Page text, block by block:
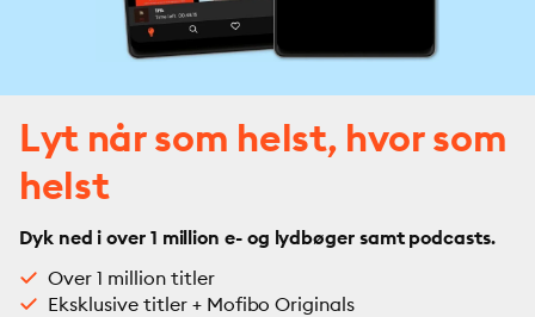
Lyt når som helst, hvor som
helst
Dyk ned i over 1 million e- og lydbøger samt podcasts.
Over 1 million titler
Eksklusive titler + Mofibo Originals